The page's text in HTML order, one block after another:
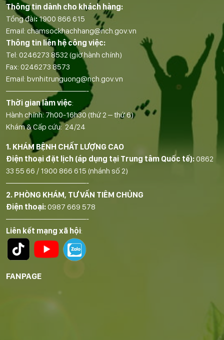
Thông tin dành cho khách hàng:
Tổng đài:1900 866 615
Email: chamsockhachhang@nch.gov.vn
Thông tin liên hệ công việc:
Tel: 0246273 8532 (giờ hành chính)
Fax: 0246273 8573
Email: bvnhitrunguong@nch.gov.vn
——————————-
Thời gian làm việc:
Hành chính: 7h00-16h30 (thứ 2 – thứ 6)
Khám & Cấp cứu: 24/24
1. KHÁM BỆNH CHẤT LƯỢNG CAO
Điện thoại đặt lịch (áp dụng tại Trung tâm Quốc tế):0862
33 55 66 / 1900 866 615 (nhánh số 2)
——————————-
2. PHÒNG KHÁM, TƯ VẤN TIÊM CHỦNG
Điện thoại:0987 669 578
——————————-
Liên kết mạng xã hội:
FANPAGE